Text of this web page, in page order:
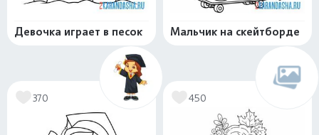
Девочка играет в песок Мальчик на скейтборде
370 450